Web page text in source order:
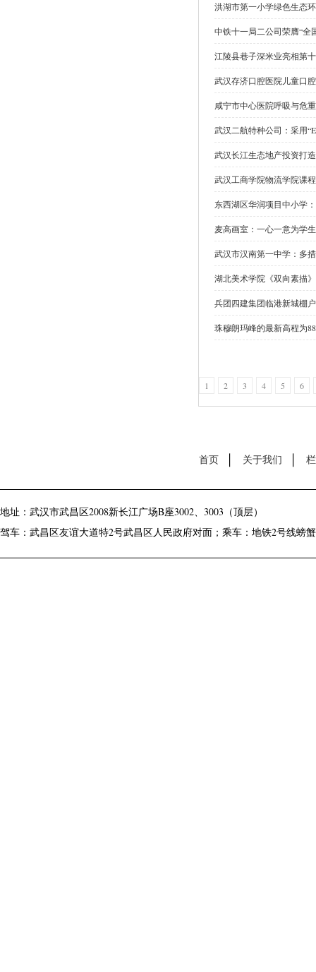
洪湖市第一小学绿色生态
中铁十一局二公司荣膺“全
江陵县巷子深米业亮相第
武汉存济口腔医院儿童口
咸宁市中心医院呼吸与危
武汉二航特种公司：采用
武汉长江生态地产投资打
武汉工商学院物流学院课
东西湖区华润项目中小学
麦高画室：一心一意为学
武汉市汉南第一中学：多
湖北美术学院《双向素描
兵团四建集团临港新城棚
珠穆朗玛峰的最新高程为
1 2 3 4 5 6
首页 关于我们
地址：武汉市武昌区2008新长江广场B座3002、3003（顶层）
驾车：武昌区友谊大道特2号武昌区人民政府对面；乘车：地铁2号线螃